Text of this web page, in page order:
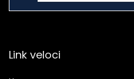
Link veloci